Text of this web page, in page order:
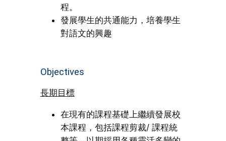
程。
發展學生的共通能力，培養學生
對語文的興趣
Objectives
長期目標
在現有的課程基礎上繼續發展校
本課程，包括課程剪裁/ 課程統